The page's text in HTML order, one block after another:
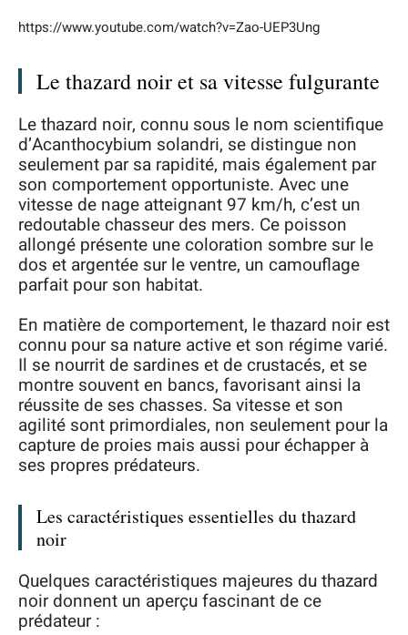
https://www.youtube.com/watch?v=Zao-UEP3Ung
Le thazard noir et sa vitesse fulgurante
Le thazard noir, connu sous le nom scientifique
d’Acanthocybium solandri, se distingue non
seulement par sa rapidité, mais également par
son comportement opportuniste. Avec une
vitesse de nage atteignant 97 km/h, c’est un
redoutable chasseur des mers. Ce poisson
allongé présente une coloration sombre sur le
dos et argentée sur le ventre, un camouflage
parfait pour son habitat.
En matière de comportement, le thazard noir est
connu pour sa nature active et son régime varié.
Il se nourrit de sardines et de crustacés, et se
montre souvent en bancs, favorisant ainsi la
réussite de ses chasses. Sa vitesse et son
agilité sont primordiales, non seulement pour la
capture de proies mais aussi pour échapper à
ses propres prédateurs.
Les caractéristiques essentielles du thazard
noir
Quelques caractéristiques majeures du thazard
noir donnent un aperçu fascinant de ce
prédateur :